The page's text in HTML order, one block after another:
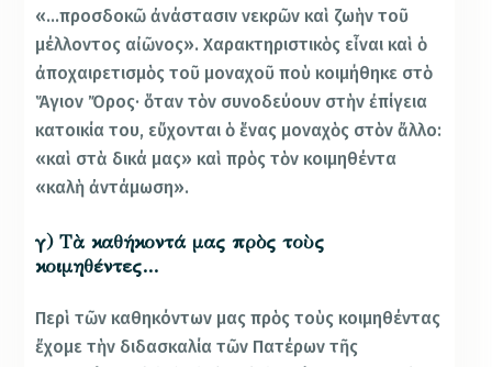
«…προσδοκῶ ἀνάστασιν νεκρῶν καὶ ζωὴν τοῦ
μέλλοντος αἰῶνος». Χαρακτηριστικὸς εἶναι καὶ ὁ
ἀποχαιρετισμὸς τοῦ μοναχοῦ ποὺ κοιμήθηκε στὸ
Ἅγιον Ὄρος· ὅταν τὸν συνοδεύουν στὴν ἐπίγεια
κατοικία του, εὔχονται ὁ ἕνας μοναχὸς στὸν ἄλλο:
«καὶ στὰ δικά μας» καὶ πρὸς τὸν κοιμηθέντα
«καλὴ ἀντάμωση».
γ) Τὰ καθήκοντά μας πρὸς τοὺς
κοιμηθέντες…
Περὶ τῶν καθηκόντων μας πρὸς τοὺς κοιμηθέντας
ἔχομε τὴν διδασκαλία τῶν Πατέρων τῆς